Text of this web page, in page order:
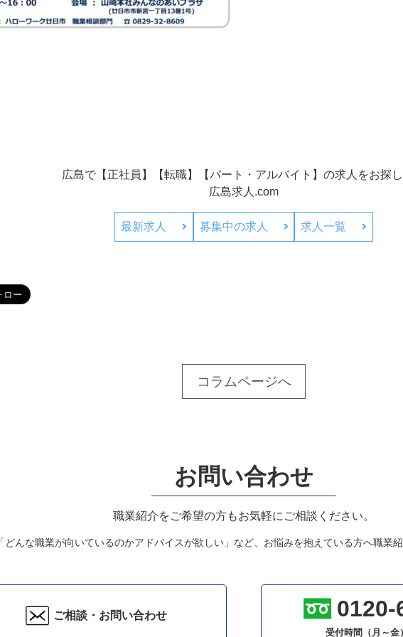
広島で【正社員】【転職】【パート・アルバイト】の求人をお探
広島求人.com
最新求人 募集中の求人 求人一覧
コラムページへ
お問い合わせ
職業紹介をご希望の方もお気軽にご相談ください。
「どんな職業が向いているのかアドバイスが欲しい」など、お悩みを抱えている方へ職業
ご相談・お問い合わせ 0120-
受付時間（月～金）